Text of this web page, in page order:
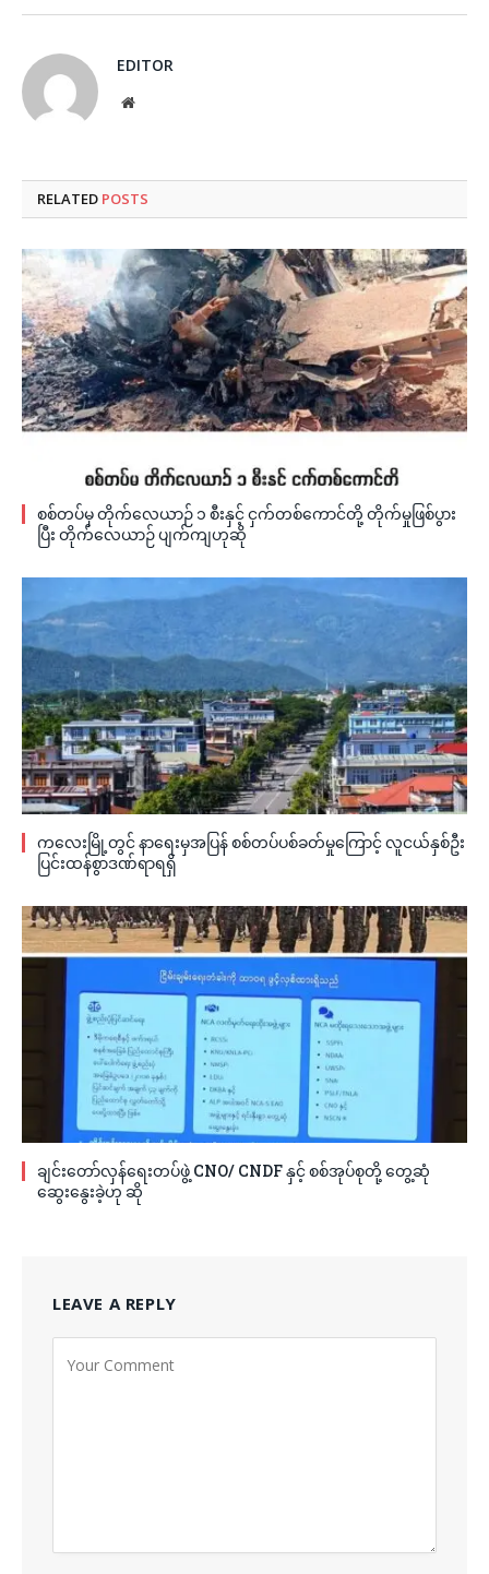
EDITOR
Website
RELATED POSTS
စစ်တပ်မှ တိုက်လေယာဉ် ၁ စီးနှင့် ငှက်တစ်ကောင်တို့ တိုက်မှုဖြစ်ပွား
ပြီး တိုက်လေယာဉ် ပျက်ကျဟုဆို
ကလေးမြို့တွင် နာရေးမှအပြန် စစ်တပ်ပစ်ခတ်မှုကြောင့် လူငယ်နှစ်ဦး
ပြင်းထန်စွာဒဏ်ရာရရှိ
ချင်းတော်လှန်ရေးတပ်ဖွဲ့ CNO/ CNDF နှင့် စစ်အုပ်စုတို့ တွေ့ဆုံ
ဆွေးနွေးခဲ့ဟု ဆို
LEAVE A REPLY